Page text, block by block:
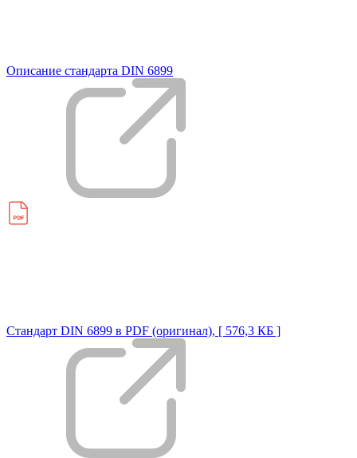
Описание стандарта DIN 6899
Стандарт DIN 6899 в PDF (оригинал), [ 576,3 КБ ]